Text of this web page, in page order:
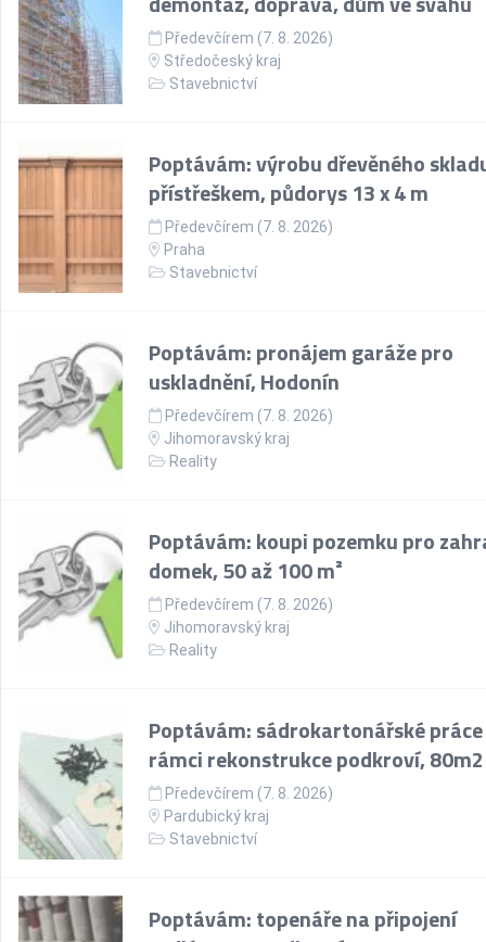
Předevčírem (7. 8. 2026)
Středočeský kraj
Stavebnictví
Poptávám: výrobu dřevěného
přístřeškem, půdorys 13 x 4 m
Předevčírem (7. 8. 2026)
Praha
Stavebnictví
Poptávám: pronájem garáže pro
uskladnění, Hodonín
Předevčírem (7. 8. 2026)
Jihomoravský kraj
Reality
Poptávám: koupi pozemku pro
domek, 50 až 100 m²
Předevčírem (7. 8. 2026)
Jihomoravský kraj
Reality
Poptávám: sádrokartonářské
rámci rekonstrukce podkroví, 80m2
Předevčírem (7. 8. 2026)
Pardubický kraj
Stavebnictví
Poptávám: topenáře na připojení